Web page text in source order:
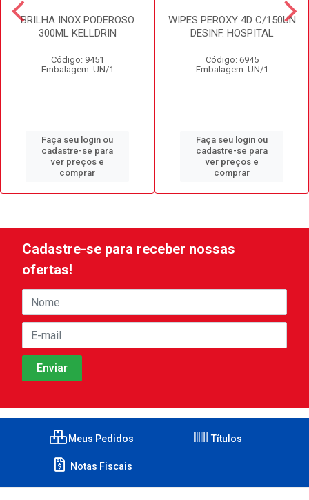
BRILHA INOX PODEROSO
300ML KELLDRIN
Código: 9451
Embalagem: UN/1
Faça seu login ou
cadastre-se para
ver preços e
comprar
WIPES PEROXY 4D C/150UN
DESINF. HOSPITAL
Código: 6945
Embalagem: UN/1
Faça seu login ou
cadastre-se para
ver preços e
comprar
Cadastre-se para receber nossas
ofertas!
Meus Pedidos Títulos
Notas Fiscais